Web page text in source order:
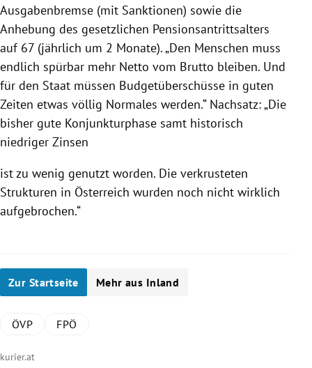
Ausgabenbremse (mit Sanktionen) sowie die
Anhebung des gesetzlichen Pensionsantrittsalters
auf 67 (jährlich um 2 Monate). „Den Menschen muss
endlich spürbar mehr Netto vom Brutto bleiben. Und
für den Staat müssen Budgetüberschüsse in guten
Zeiten etwas völlig Normales werden.“ Nachsatz: „Die
bisher gute Konjunkturphase samt historisch
niedriger Zinsen
ist zu wenig genutzt worden. Die verkrusteten
Strukturen in Österreich wurden noch nicht wirklich
aufgebrochen.“
Zur Startseite Mehr aus Inland
ÖVP FPÖ
kurier.at